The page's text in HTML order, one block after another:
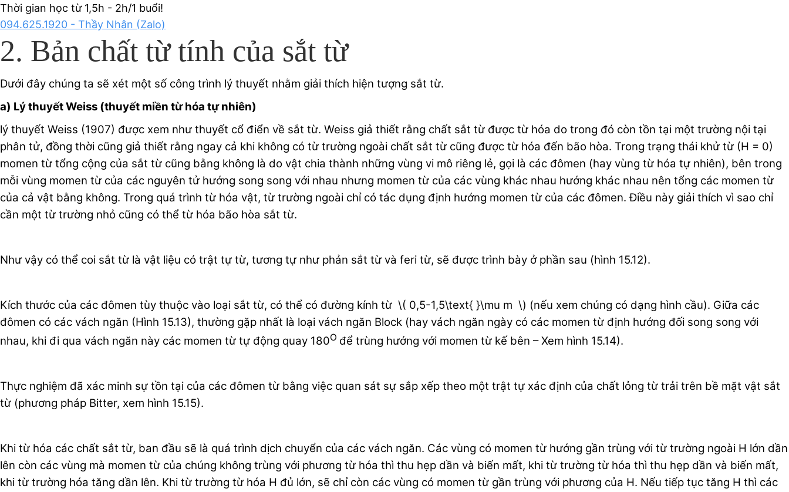
Thời gian học từ 1,5h - 2h/1 buổi!
094.625.1920 - Thầy Nhân (Zalo)
2. Bản chất từ tính của sắt từ
Dưới đây chúng ta sẽ xét một số công trình lý thuyết nhằm giải thích hiện tượng sắt từ.
a) Lý thuyết Weiss (thuyết miền từ hóa tự nhiên)
lý thuyết Weiss (1907) được xem như thuyết cổ điển về sắt từ. Weiss giả thiết rằng chất sắt từ được từ hóa do trong đó còn tồn tại một trường nội tại
phân tử, đồng thời cũng giả thiết rằng ngay cả khi không có từ trường ngoài chất sắt từ cũng được từ hóa đến bão hòa. Trong trạng thái khử từ (H = 0)
momen từ tổng cộng của sắt từ cũng bằng không là do vật chia thành những vùng vi mô riêng lẻ, gọi là các đômen (hay vùng từ hóa tự nhiên), bên trong
mỗi vùng momen từ của các nguyên tử hướng song song với nhau nhưng momen từ của các vùng khác nhau hướng khác nhau nên tổng các momen từ
của cả vật bằng không. Trong quá trình từ hóa vật, từ trường ngoài chỉ có tác dụng định hướng momen từ của các đômen. Điều này giải thích vì sao chỉ
cần một từ trường nhỏ cũng có thể từ hóa bão hòa sắt từ.
Như vậy có thể coi sắt từ là vật liệu có trật tự từ, tương tự như phản sắt từ và feri từ, sẽ được trình bày ở phần sau (hình 15.12).
Kích thước của các đômen tùy thuộc vào loại sắt từ, có thể có đường kính từ \( 0,5-1,5\text{ }\mu m \) (nếu xem chúng có dạng hình cầu). Giữa các
đômen có các vách ngăn (Hình 15.13), thường gặp nhất là loại vách ngăn Block (hay vách ngăn ngày có các momen từ định hướng đối song song với
nhau, khi đi qua vách ngăn này các momen từ tự động quay 180O để trùng hướng với momen từ kế bên – Xem hình 15.14).
Thực nghiệm đã xác minh sự tồn tại của các đômen từ bằng việc quan sát sự sắp xếp theo một trật tự xác định của chất lỏng từ trải trên bề mặt vật sắt
từ (phương pháp Bitter, xem hình 15.15).
Khi từ hóa các chất sắt từ, ban đầu sẽ là quá trình dịch chuyển của các vách ngăn. Các vùng có momen từ hướng gần trùng với từ trường ngoài H lớn dần
lên còn các vùng mà momen từ của chúng không trùng với phương từ hóa thì thu hẹp dần và biến mất, khi từ trường từ hóa thì thu hẹp dần và biến mất,
khi từ trường hóa tăng dần lên. Khi từ trường từ hóa H đủ lớn, sẽ chỉ còn các vùng có momen từ gần trùng với phương của H. Nếu tiếp tục tăng H thì các